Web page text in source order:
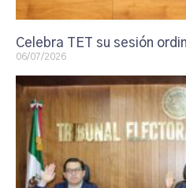
Celebra TET su sesión
06/07/2026